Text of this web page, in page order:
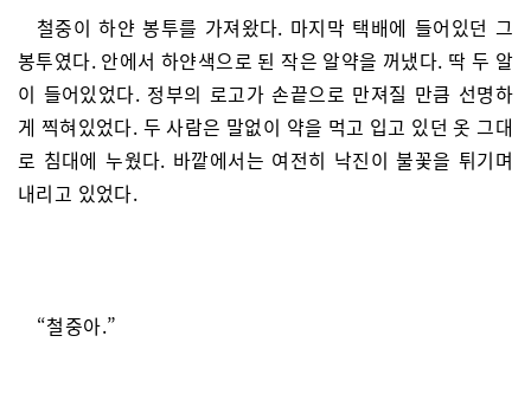
철중이 하얀 봉투를 가져왔다. 마지막 택배에 들어있던 그
봉투였다. 안에서 하얀색으로 된 작은 알약을 꺼냈다. 딱 두 알
이 들어있었다. 정부의 로고가 손끝으로 만져질 만큼 선명하
게 찍혀있었다. 두 사람은 말없이 약을 먹고 입고 있던 옷 그대
로 침대에 누웠다. 바깥에서는 여전히 낙진이 불꽃을 튀기며
내리고 있었다.
“철중아.”